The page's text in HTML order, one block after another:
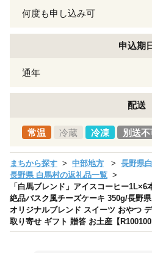
何度も申し込み可
申込期
通年
配送
常温 冷蔵 冷凍 別送
まちから探す 中部地方
長野県
長野県 白馬村の返礼品一覧
「白馬ブレンド」アイスコーヒー
絶品バスク風チーズケーキ 350g/長野
オリジナルブレンド スイーツ おやつ
取り寄せ ギフト 贈答 お土産【